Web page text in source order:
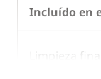
Incluído en
Limpieza final